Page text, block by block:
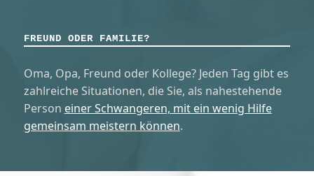
FREUND ODER FAMILIE?
Oma, Opa, Freund oder Kollege? Jeden Tag gibt es
zahlreiche Situationen, die Sie, als nahestehende
Person einer Schwangeren, mit ein wenig Hilfe
gemeinsam meistern können.